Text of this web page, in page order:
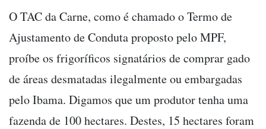
O TAC da Carne, como é chamado o Termo de
Ajustamento de Conduta proposto pelo MPF,
proíbe os frigoríficos signatários de comprar gado
de áreas desmatadas ilegalmente ou embargadas
pelo Ibama. Digamos que um produtor tenha uma
fazenda de 100 hectares. Destes, 15 hectares foram